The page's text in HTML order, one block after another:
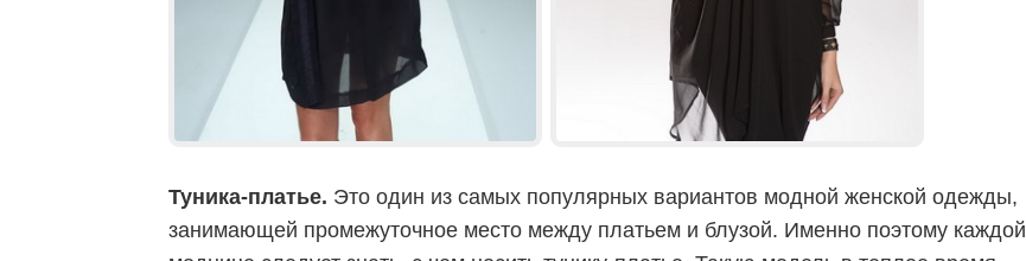
Туника-платье. Это один из самых популярных вариантов модной женской одежды,
занимающей промежуточное место между платьем и блузой. Именно поэтому каждой